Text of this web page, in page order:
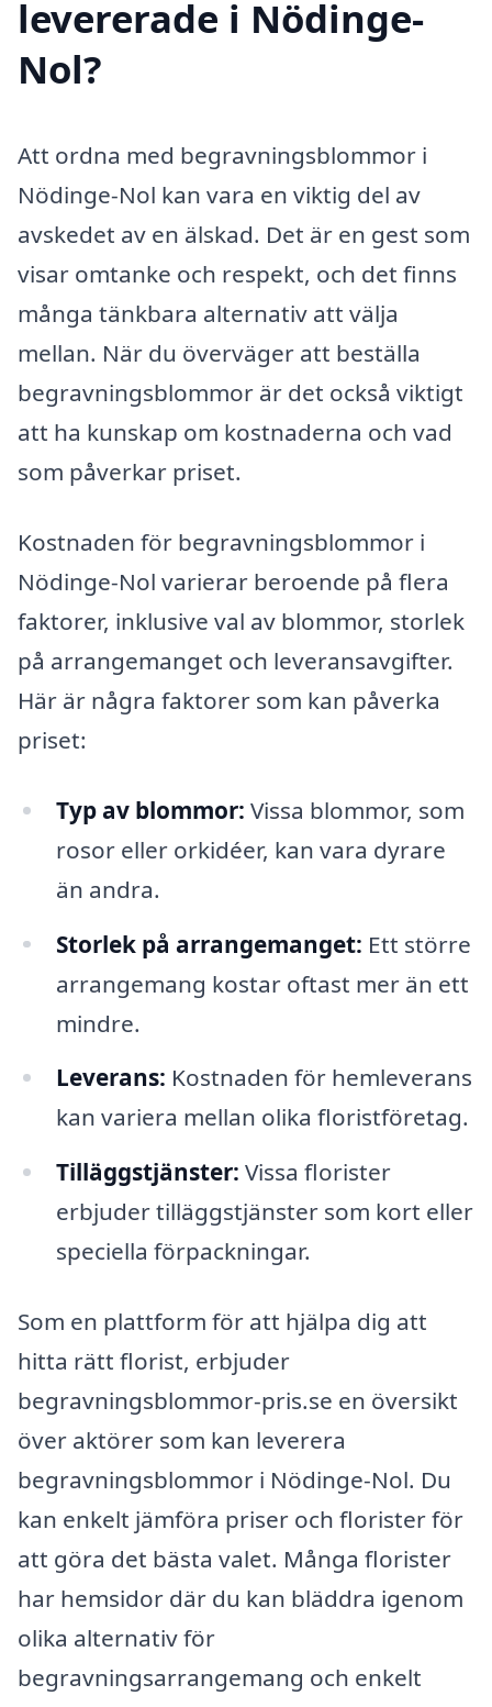
levererade i Nödinge-
Nol?
Att ordna med begravningsblommor i
Nödinge-Nol kan vara en viktig del av
avskedet av en älskad. Det är en gest som
visar omtanke och respekt, och det finns
många tänkbara alternativ att välja
mellan. När du överväger att beställa
begravningsblommor är det också viktigt
att ha kunskap om kostnaderna och vad
som påverkar priset.
Kostnaden för begravningsblommor i
Nödinge-Nol varierar beroende på flera
faktorer, inklusive val av blommor, storlek
på arrangemanget och leveransavgifter.
Här är några faktorer som kan påverka
priset:
Typ av blommor: Vissa blommor, som
rosor eller orkidéer, kan vara dyrare
än andra.
Storlek på arrangemanget: Ett större
arrangemang kostar oftast mer än ett
mindre.
Leverans: Kostnaden för hemleverans
kan variera mellan olika floristföretag.
Tilläggstjänster: Vissa florister
erbjuder tilläggstjänster som kort eller
speciella förpackningar.
Som en plattform för att hjälpa dig att
hitta rätt florist, erbjuder
begravningsblommor-pris.se en översikt
över aktörer som kan leverera
begravningsblommor i Nödinge-Nol. Du
kan enkelt jämföra priser och florister för
att göra det bästa valet. Många florister
har hemsidor där du kan bläddra igenom
olika alternativ för
begravningsarrangemang och enkelt